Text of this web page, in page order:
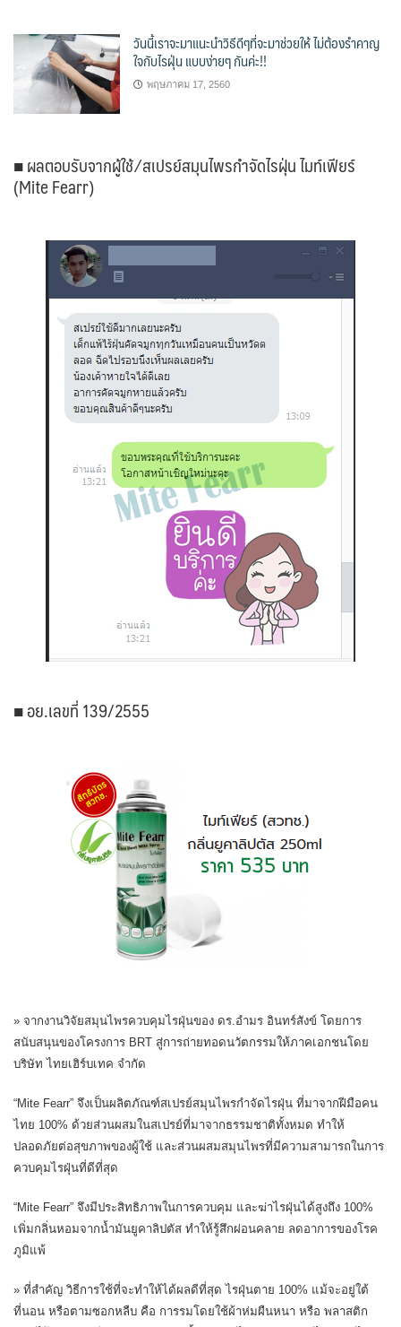
วันนี้เราจะมาแนะนำวิธีดีๆที่จะมาช่วยให้ ไม่ต้องรำคาญ
ใจกับไรฝุ่น แบบง่ายๆ กันค่ะ!!
พฤษภาคม 17, 2560
■ ผลตอบรับจากผู้ใช้ ⁄ สเปรย์สมุนไพรกำจัดไรฝุ่น ไมท์เฟียร์
(Mite Fearr)
■ อย.เลขที่ 139/2555
» จากงานวิจัยสมุนไพรควบคุมไรฝุ่นของ ดร.อำมร อินทร์สังข์ โดยการ
สนับสนุนของโครงการ BRT สู่การถ่ายทอดนวัตกรรมให้ภาคเอกชนโดย
บริษัท ไทยเฮิร์บเทค จำกัด
“Mite Fearr” จึงเป็นผลิตภัณฑ์สเปรย์สมุนไพรกำจัดไรฝุ่น ที่มาจากฝีมือคน
ไทย 100% ด้วยส่วนผสมในสเปรย์ที่มาจากธรรมชาติทั้งหมด ทำให้
ปลอดภัยต่อสุขภาพของผู้ใช้ และส่วนผสมสมุนไพรที่มีความสามารถในการ
ควบคุมไรฝุ่นที่ดีที่สุด
“Mite Fearr” จึงมีประสิทธิภาพในการควบคุม และฆ่าไรฝุ่นได้สูงถึง 100%
เพิ่มกลิ่นหอมจากน้ำมันยูคาลิปตัส ทำให้รู้สึกผ่อนคลาย ลดอาการของโรค
ภูมิแพ้
» ที่สำคัญ วิธีการใช้ที่จะทำให้ได้ผลดีที่สุด ไรฝุ่นตาย 100% แม้จะอยู่ใต้
ที่นอน หรือตามซอกหลืบ คือ การรมโดยใช้ผ้าห่มผืนหนา หรือ พลาสติก